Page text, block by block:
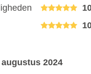
2024